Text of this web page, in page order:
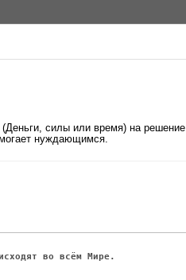
(Деньги, силы или время) на решение
нуждающимся.
во всём Мире.